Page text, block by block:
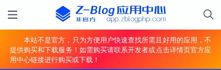
本站不是官方，只为方便用户快速查找所需且好用的应用，不
提供购买和下载服务！如需购买请联系开发者或点击详情页官方应
用中心链接进行购买或下载！